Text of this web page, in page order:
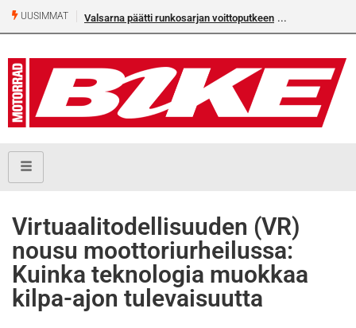
UUSIMMAT Valsarna päätti runkosarjan voittoputkeen
Virtuaalitodellisuuden (VR)
nousu moottoriurheilussa:
Kuinka teknologia muokkaa
kilpa-ajon tulevaisuutta